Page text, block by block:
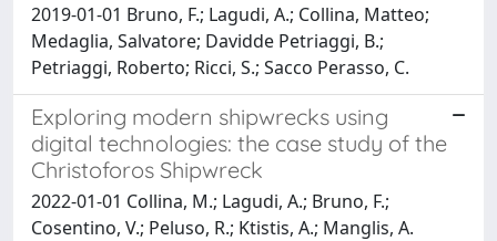
2019-01-01 Bruno, F.; Lagudi, A.; Collina, Matteo;
Medaglia, Salvatore; Davidde Petriaggi, B.;
Petriaggi, Roberto; Ricci, S.; Sacco Perasso, C.
Exploring modern shipwrecks using
digital technologies: the case study of the
Christoforos Shipwreck
2022-01-01 Collina, M.; Lagudi, A.; Bruno, F.;
Cosentino, V.; Peluso, R.; Ktistis, A.; Manglis, A.